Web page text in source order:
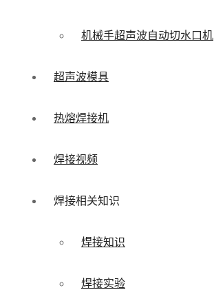
机械手超声波自动切水口机
超声波模具
热熔焊接机
焊接视频
焊接相关知识
焊接知识
焊接实验